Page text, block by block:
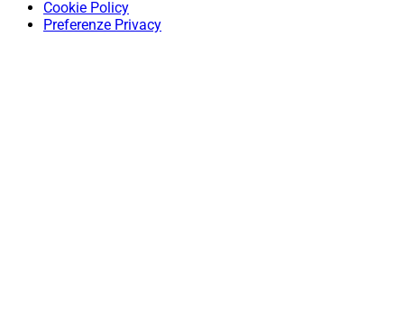
Cookie Policy
Preferenze Privacy